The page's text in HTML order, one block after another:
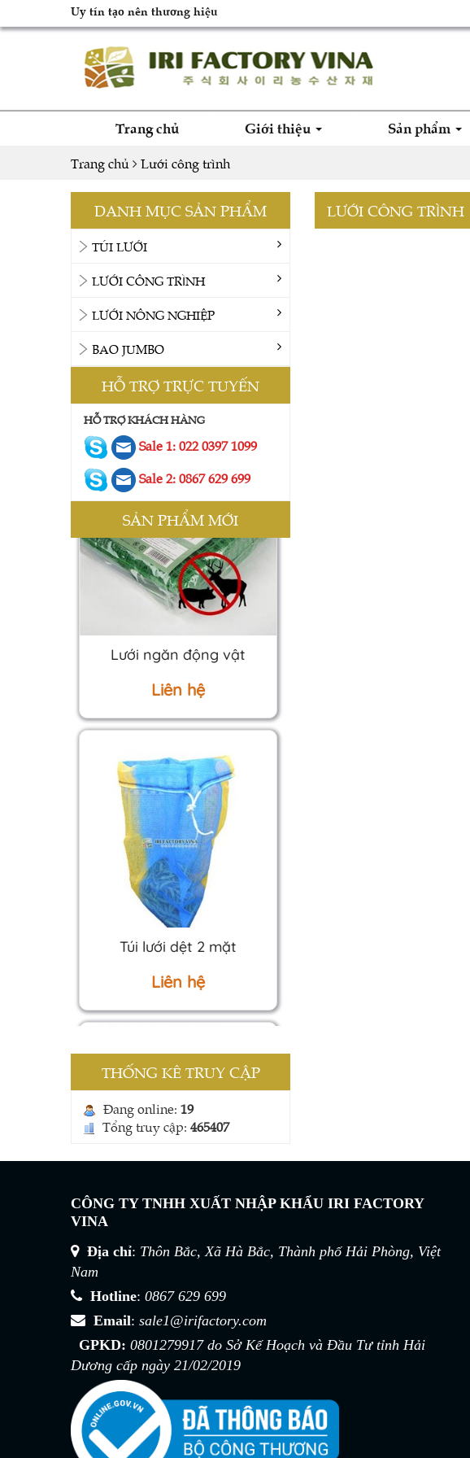
Uy tín tạo nên thương hiệu
Trang chủ Giới thiệu Sản phẩm
Trang chủ Lưới công trình
LƯỚI CÔNG TRÌNH
DANH MỤC SẢN PHẨM
TÚI LƯỚI
LƯỚI CÔNG TRÌNH
LƯỚI NÔNG NGHIỆP
BAO JUMBO
HỖ TRỢ TRỰC TUYẾN
HỖ TRỢ KHÁCH HÀNG
Sale 1: 022 0397 1099
Sale 2: 0867 629 699
SẢN PHẨM MỚI
Lưới ngăn động vật
Liên hệ
Túi lưới dệt 2 mặt
Liên hệ
Túi đa năng (Có khuy / Ko
khuy)
Liên hệ
THỐNG KÊ TRUY CẬP
Đang online: 19
Tổng truy cập: 465407
CÔNG TY TNHH XUẤT NHẬP KHẨU IRI FACTORY
VINA
Địa chỉ: Thôn Bắc, Xã Hà Bắc, Thành phố Hải Phòng, Việt
Nam
Hotline: 0867 629 699
Email: sale1@irifactory.com
GPKD: 0801279917 do Sở Kế Hoạch và Đầu Tư tỉnh Hải
Dương cấp ngày 21/02/2019